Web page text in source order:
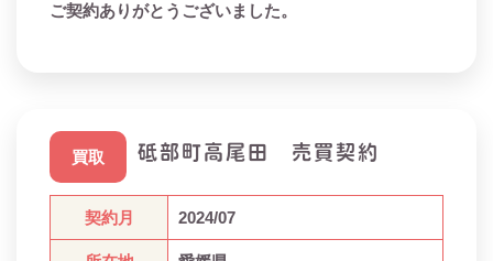
ご契約ありがとうございました。
砥部町高尾田 売買契約
契約月 2024/07
買取